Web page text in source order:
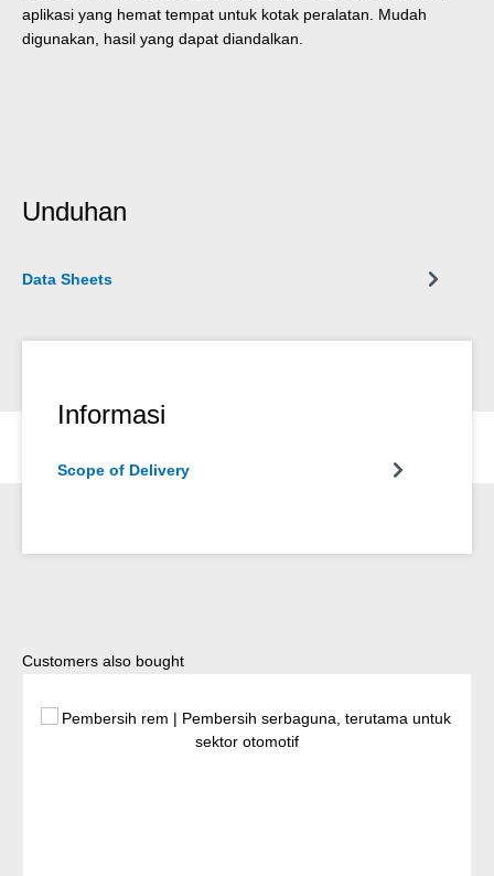
aplikasi yang hemat tempat untuk kotak peralatan. Mudah
digunakan, hasil yang dapat diandalkan.
Unduhan
Data Sheets
Informasi
Scope of Delivery
Lewati galeri produk
Customers also bought